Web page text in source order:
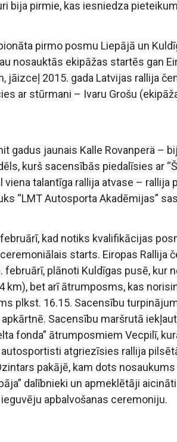
bija pirmie, kas iesniedza
pirmo posmu Liepājā un
nosauktās ekipāžas startēs gan
jāizceļ 2015. gada Latvijas rallija
ar stūrmani – Ivaru Grošu
gadus jaunais Kalle Rovanperä –
kurš sacensībās piedalīsies ar
talantīga rallija atvase – rallija
“LMT Autosporta Akadēmijas”
februārī, kad notiks kvalifikācijas
starts. Eiropas Rallija
plānoti Kuldīgas pusē, kur
km), bet arī ātrumposms, kas
plkst. 16.15. Sacensību
Sacensību maršrutā
fonda” ātrumposmiem Vecpilī,
atgriezīsies rallija
pakājē, kam dots nosaukums
dalībnieki un apmeklētāji
apbalvošanas ceremoniju.